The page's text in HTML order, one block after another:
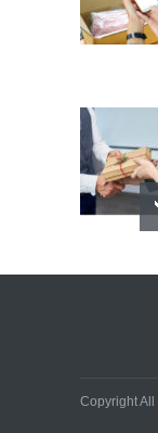
Copyright